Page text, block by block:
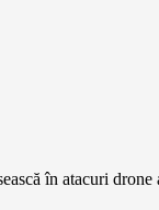
în atacuri drone